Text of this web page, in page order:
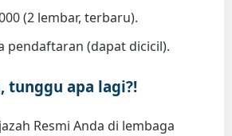
(2 lembar, terbaru).
pendaftaran (dapat dicicil).
tunggu apa lagi?!
Resmi Anda di lembaga